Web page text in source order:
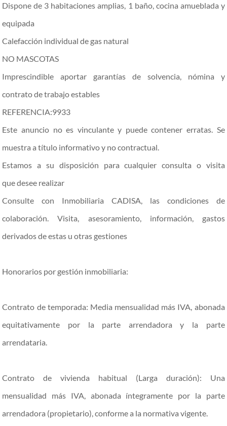
Dispone de 3 habitaciones amplias, 1 baño, cocina amueblada y
equipada
Calefacción individual de gas natural
NO MASCOTAS
Imprescindible aportar garantías de solvencia, nómina y
contrato de trabajo estables
REFERENCIA:9933
Este anuncio no es vinculante y puede contener erratas. Se
muestra a título informativo y no contractual.
Estamos a su disposición para cualquier consulta o visita
que desee realizar
Consulte con Inmobiliaria CADISA, las condiciones de
colaboración. Visita, asesoramiento, información, gastos
derivados de estas u otras gestiones
Honorarios por gestión inmobiliaria:
Contrato de temporada: Media mensualidad más IVA, abonada
equitativamente por la parte arrendadora y la parte
arrendataria.
Contrato de vivienda habitual (Larga duración): Una
mensualidad más IVA, abonada íntegramente por la parte
arrendadora (propietario), conforme a la normativa vigente.